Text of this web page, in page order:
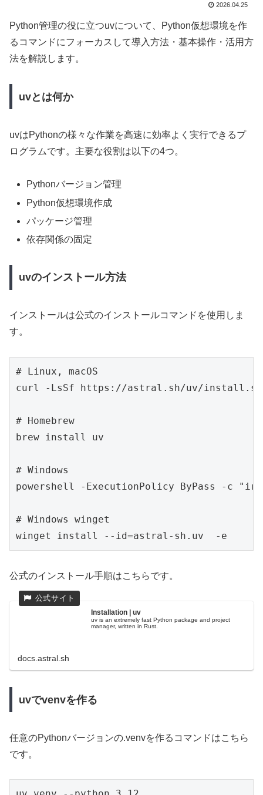
2026.04.25
Python管理の役に立つuvについて、Python仮想環境を作
るコマンドにフォーカスして導入方法・基本操作・活用方
法を解説します。
uvとは何か
uvはPythonの様々な作業を高速に効率よく実行できるプ
ログラムです。主要な役割は以下の4つ。
Pythonバージョン管理
Python仮想環境作成
パッケージ管理
依存関係の固定
uvのインストール方法
インストールは公式のインストールコマンドを使用しま
す。
# Linux, macOS
curl -LsSf https://astral.sh/uv/
# Homebrew
brew install uv
# Windows
powershell -ExecutionPolicy ByPass -c
# Windows winget
winget install --id=astral-sh.uv  -e
公式のインストール手順はこちらです。
Installation | uv
uv is an extremely fast Python package and project
manager, written in Rust.
docs.astral.sh
uvでvenvを作る
任意のPythonバージョンの.venvを作るコマンドはこちら
です。